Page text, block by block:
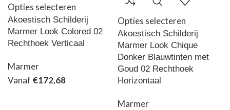
Opties selecteren
Akoestisch Schilderij
Marmer Look Colored 02
Rechthoek Verticaal
Marmer
Vanaf €172,68
Opties selecteren
Akoestisch Schilderij
Marmer Look Chique
Donker Blauwtinten met
Goud 02 Rechthoek
Horizontaal
Marmer